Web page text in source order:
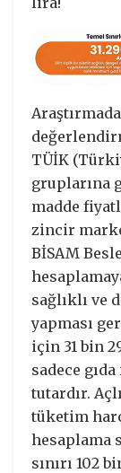
TÜİK
gruplarına
madde
zincir
BİSAM
sağlıklı ve
yapması
için 31 bin
sadece
tutardır.
tüketim
hesaplama
sınırı 102